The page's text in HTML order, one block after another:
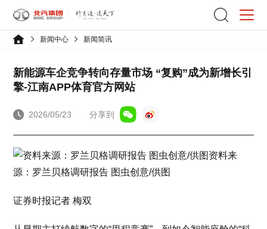
新闻中心 新闻简讯
新能源车企竞争转向存量市场 “复购”成为新增长引
擎-江南APP体育官方网站
2026/05/23 分享到
资料来
源：罗兰贝格调研报告 图虫创意/供图
证券时报记者 梅双